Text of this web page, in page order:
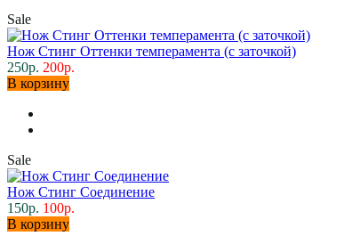
Sale
Нож Стинг Оттенки темперамента (с заточкой)
250р. 200р.
В корзину
Sale
Нож Стинг Соединение
150р. 100р.
В корзину